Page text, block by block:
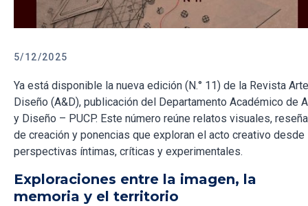
5/12/2025
Ya está disponible la nueva edición (N.° 11) de la Revista
Diseño (A&D), publicación del Departamento Académico de
y Diseño – PUCP. Este número reúne relatos visuales,
de creación y ponencias que exploran el acto creativo desde
perspectivas íntimas, críticas y experimentales.
Exploraciones entre la imagen, la
memoria y el territorio